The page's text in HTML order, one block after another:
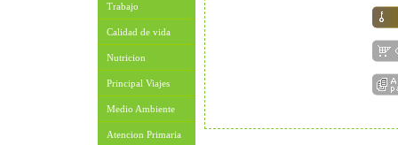
Trabajo
Calidad de vida
Nutricion
Principal Viajes
Medio Ambiente
Atencion Primaria